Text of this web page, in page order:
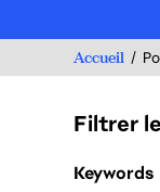
Accueil
Filtrer
Filtrer les
Keywords